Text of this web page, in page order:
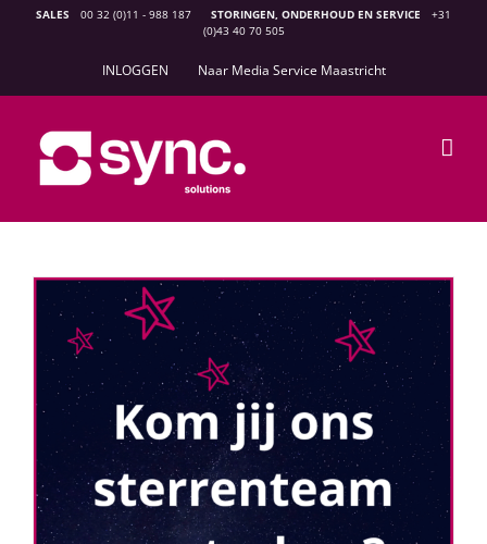
SALES 00 32 (0)11 - 988 187 STORINGEN, ONDERHOUD EN SERVICE
+31
(0)43 40 70 505
INLOGGEN Naar Media Service Maastricht